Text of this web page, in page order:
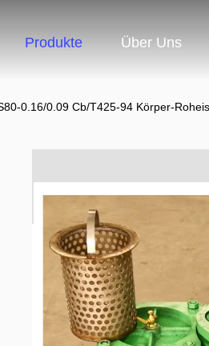
Produkte Über Uns
0.16/0.09 Cb/T425-94 Körper-